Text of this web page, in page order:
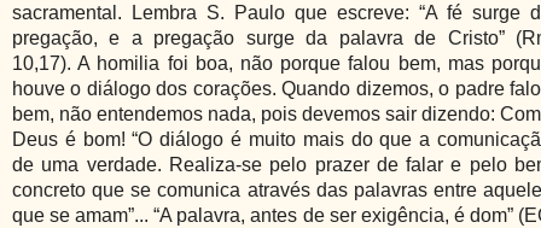
sacramental. Lembra S. Paulo que escreve: “A fé surge
pregação, e a pregação surge da palavra de Cristo”
10,17). A homilia foi boa, não porque falou bem, mas
houve o diálogo dos corações. Quando dizemos, o padre
bem, não entendemos nada, pois devemos sair dizendo:
Deus é bom! “O diálogo é muito mais do que a
de uma verdade. Realiza-se pelo prazer de falar e pelo
concreto que se comunica através das palavras entre
que se amam”... “A palavra, antes de ser exigência, é dom”